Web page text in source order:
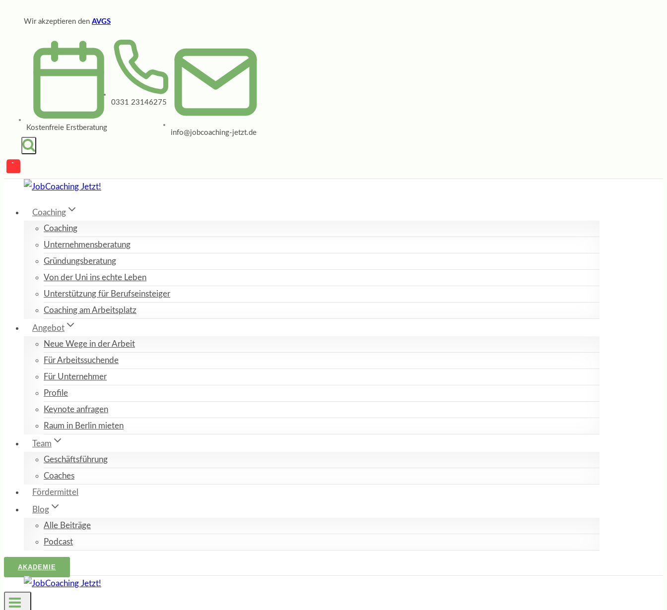
Wir akzeptieren den AVGS
Kostenfreie Erstberatung
0331 23146275
info@jobcoaching-jetzt.de
Coaching
Coaching
Unternehmensberatung
Gründungsberatung
Von der Uni ins echte Leben
Unterstützung für Berufseinsteiger
Coaching am Arbeitsplatz
Angebot
Neue Wege in der Arbeit
Für Arbeitssuchende
Für Unternehmer
Profile
Keynote anfragen
Raum in Berlin mieten
Team
Geschäftsführung
Coaches
Fördermittel
Blog
Alle Beiträge
Podcast
AKADEMIE